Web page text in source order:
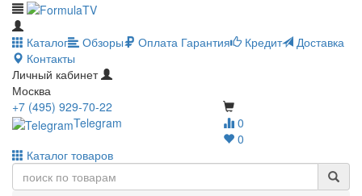
Каталог Обзоры Оплата Гарантия Кредит
Доставка
Контакты
Личный кабинет
Москва
0
0
+7 (495) 929-70-22
Telegram
Каталог товаров